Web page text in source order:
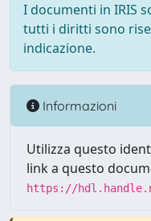
I documenti in IRIS
tutti i diritti sono
indicazione.
Informazioni
Utilizza questo
link a questo
https://